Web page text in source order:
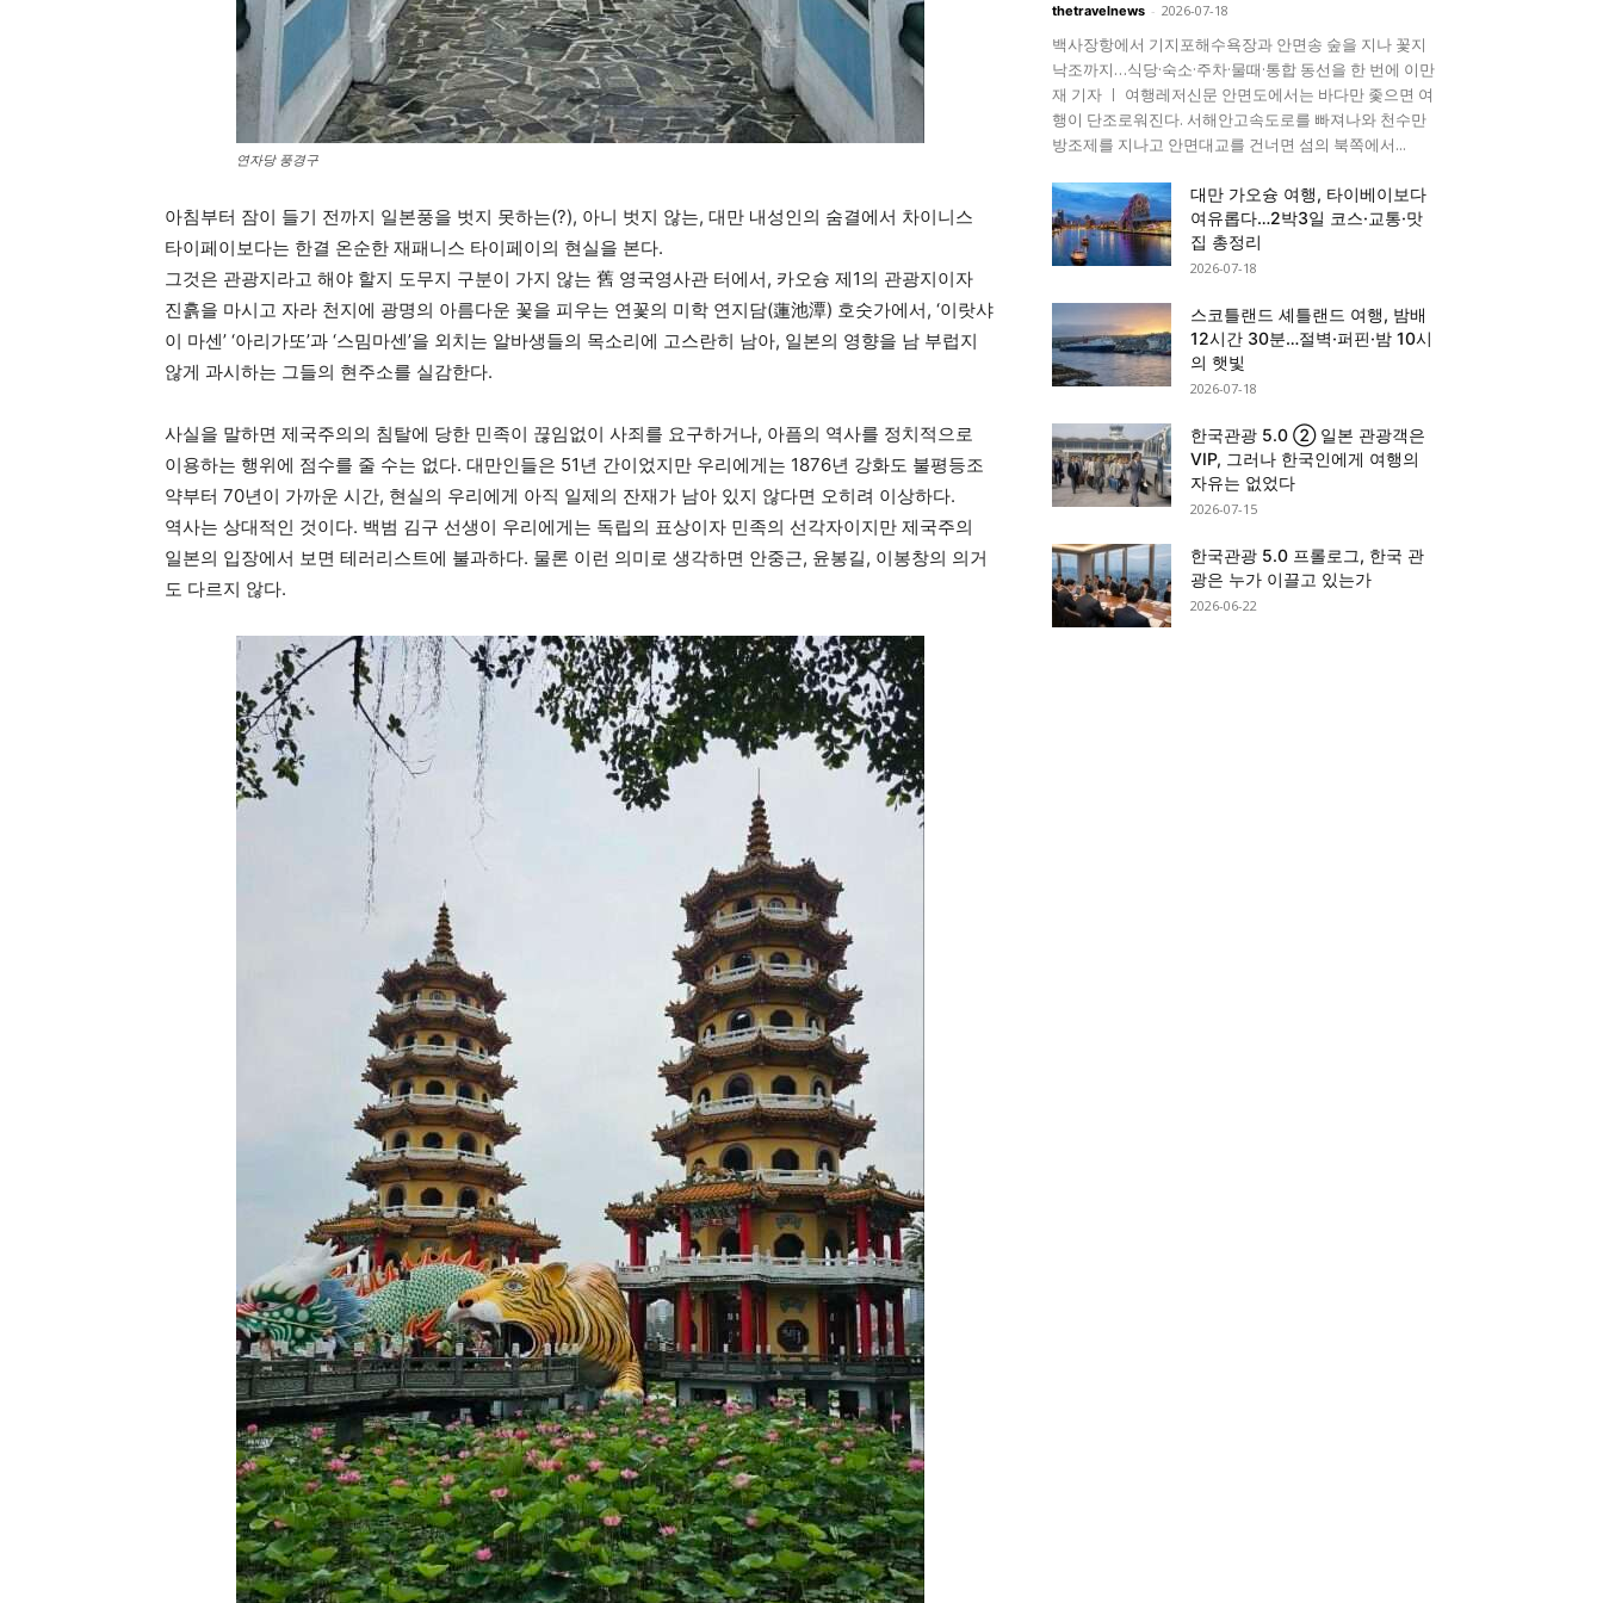
연자당 풍경구
아침부터 잠이 들기 전까지 일본풍을 벗지 못하는(?), 아니 벗지 않는, 대만 내성인의 숨결에서 차이니스
타이페이보다는 한결 온순한 재패니스 타이페이의 현실을 본다.
그것은 관광지라고 해야 할지 도무지 구분이 가지 않는 舊 영국영사관 터에서, 카오슝 제1의 관광지이자
진흙을 마시고 자라 천지에 광명의 아름다운 꽃을 피우는 연꽃의 미학 연지담(蓮池潭) 호숫가에서, ‘이랏샤
이 마센’ ‘아리가또’과 ‘스밈마센’을 외치는 알바생들의 목소리에 고스란히 남아, 일본의 영향을 남 부럽지
않게 과시하는 그들의 현주소를 실감한다.
사실을 말하면 제국주의의 침탈에 당한 민족이 끊임없이 사죄를 요구하거나, 아픔의 역사를 정치적으로
이용하는 행위에 점수를 줄 수는 없다. 대만인들은 51년 간이었지만 우리에게는 1876년 강화도 불평등조
약부터 70년이 가까운 시간, 현실의 우리에게 아직 일제의 잔재가 남아 있지 않다면 오히려 이상하다.
역사는 상대적인 것이다. 백범 김구 선생이 우리에게는 독립의 표상이자 민족의 선각자이지만 제국주의
일본의 입장에서 보면 테러리스트에 불과하다. 물론 이런 의미로 생각하면 안중근, 윤봉길, 이봉창의 의거
도 다르지 않다.
thetravelnews - 2026-07-18
백사장항에서 기지포해수욕장과 안면송 숲을 지나 꽃지
낙조까지…식당·숙소·주차·물때·통합 동선을 한 번에 이만
재 기자 ㅣ 여행레저신문 안면도에서는 바다만 좇으면 여
행이 단조로워진다. 서해안고속도로를 빠져나와 천수만
방조제를 지나고 안면대교를 건너면 섬의 북쪽에서...
대만 가오슝 여행, 타이베이보다
여유롭다…2박3일 코스·교통·맛
집 총정리
2026-07-18
스코틀랜드 셰틀랜드 여행, 밤배
12시간 30분…절벽·퍼핀·밤 10시
의 햇빛
2026-07-18
한국관광 5.0 ② 일본 관광객은
VIP, 그러나 한국인에게 여행의
자유는 없었다
2026-07-15
한국관광 5.0 프롤로그, 한국 관
광은 누가 이끌고 있는가
2026-06-22